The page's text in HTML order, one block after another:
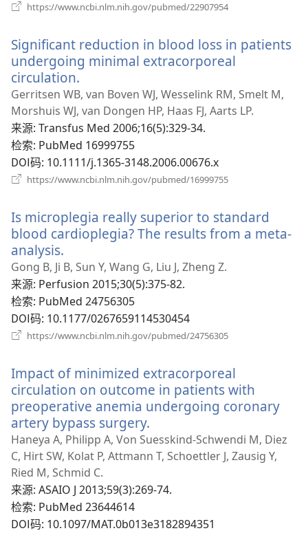
https://www.ncbi.nlm.nih.gov/pubmed/22907954
窗
口）
Significant reduction in blood loss in patients
undergoing minimal extracorporeal
circulation.
开
新
窗
口）
Gerritsen WB, van Boven WJ, Wesselink RM, Smelt M,
Morshuis WJ, van Dongen HP, Haas FJ, Aarts LP.
来源‎: Transfus Med 2006;16(5):329-34.
检索‎: PubMed 16999755
DOI码‎: 10.1111/j.1365-3148.2006.00676.x
https://www.ncbi.nlm.nih.gov/pubmed/16999755
窗
口）
Is microplegia really superior to standard
blood cardioplegia? The results from a meta-
analysis.
开
新
窗
口）
Gong B, Ji B, Sun Y, Wang G, Liu J, Zheng Z.
来源‎: Perfusion 2015;30(5):375-82.
检索‎: PubMed 24756305
DOI码‎: 10.1177/0267659114530454
https://www.ncbi.nlm.nih.gov/pubmed/24756305
窗
口）
Impact of minimized extracorporeal
circulation on outcome in patients with
preoperative anemia undergoing coronary
artery bypass surgery.
开
新
口）
Haneya A, Philipp A, Von Suesskind-Schwendi M, Diez
C, Hirt SW, Kolat P, Attmann T, Schoettler J, Zausig Y,
Ried M, Schmid C.
来源‎: ASAIO J 2013;59(3):269-74.
检索‎: PubMed 23644614
DOI码‎: 10.1097/MAT.0b013e3182894351